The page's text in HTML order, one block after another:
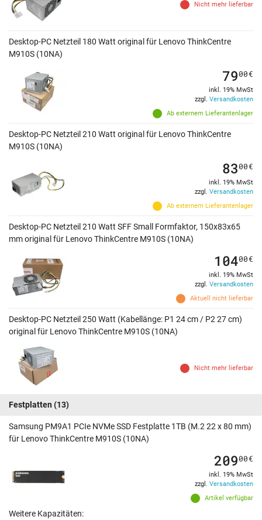
Nicht mehr lieferbar
Desktop-PC Netzteil 180 Watt original für Lenovo ThinkCentre
M910S (10NA)
Ab externem Lieferantenlager
7900€
inkl. 19% MwSt
zzgl. Versandkosten
Desktop-PC Netzteil 210 Watt original für Lenovo ThinkCentre
M910S (10NA)
Ab externem Lieferantenlager
8300€
inkl. 19% MwSt
zzgl. Versandkosten
Desktop-PC Netzteil 210 Watt SFF Small Formfaktor, 150x83x65
mm original für Lenovo ThinkCentre M910S (10NA)
Aktuell nicht lieferbar
10400€
inkl. 19% MwSt
zzgl. Versandkosten
Desktop-PC Netzteil 250 Watt (Kabellänge: P1 24 cm / P2 27 cm)
original für Lenovo ThinkCentre M910S (10NA)
Nicht mehr lieferbar
Festplatten (13)
Samsung PM9A1 PCIe NVMe SSD Festplatte 1TB (M.2 22 x 80 mm)
für Lenovo ThinkCentre M910S (10NA)
Artikel verfügbar
20900€
inkl. 19% MwSt
zzgl. Versandkosten
Weitere Kapazitäten: